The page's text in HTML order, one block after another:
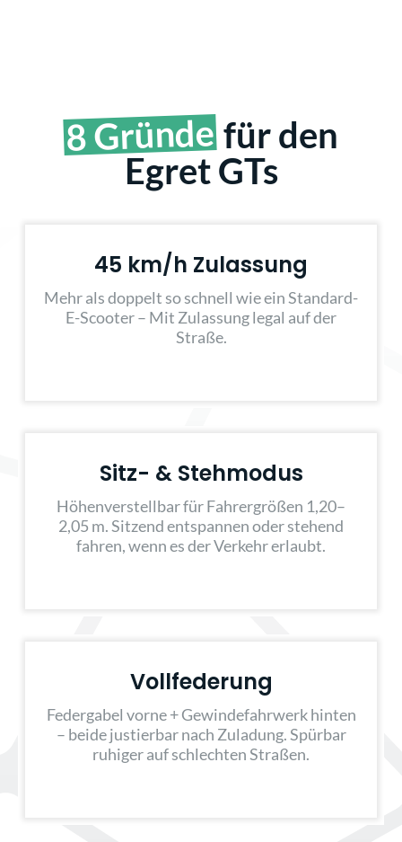
8 Gründefür den
Egret GTs
45 km/h Zulassung
Mehr als doppelt so schnell wie ein Standard-
E-Scooter – Mit Zulassung legal auf der
Straße.
Sitz- & Stehmodus
Höhenverstellbar für Fahrergrößen 1,20–
2,05 m. Sitzend entspannen oder stehend
fahren, wenn es der Verkehr erlaubt.
Vollfederung
Federgabel vorne + Gewindefahrwerk hinten
– beide justierbar nach Zuladung. Spürbar
ruhiger auf schlechten Straßen.